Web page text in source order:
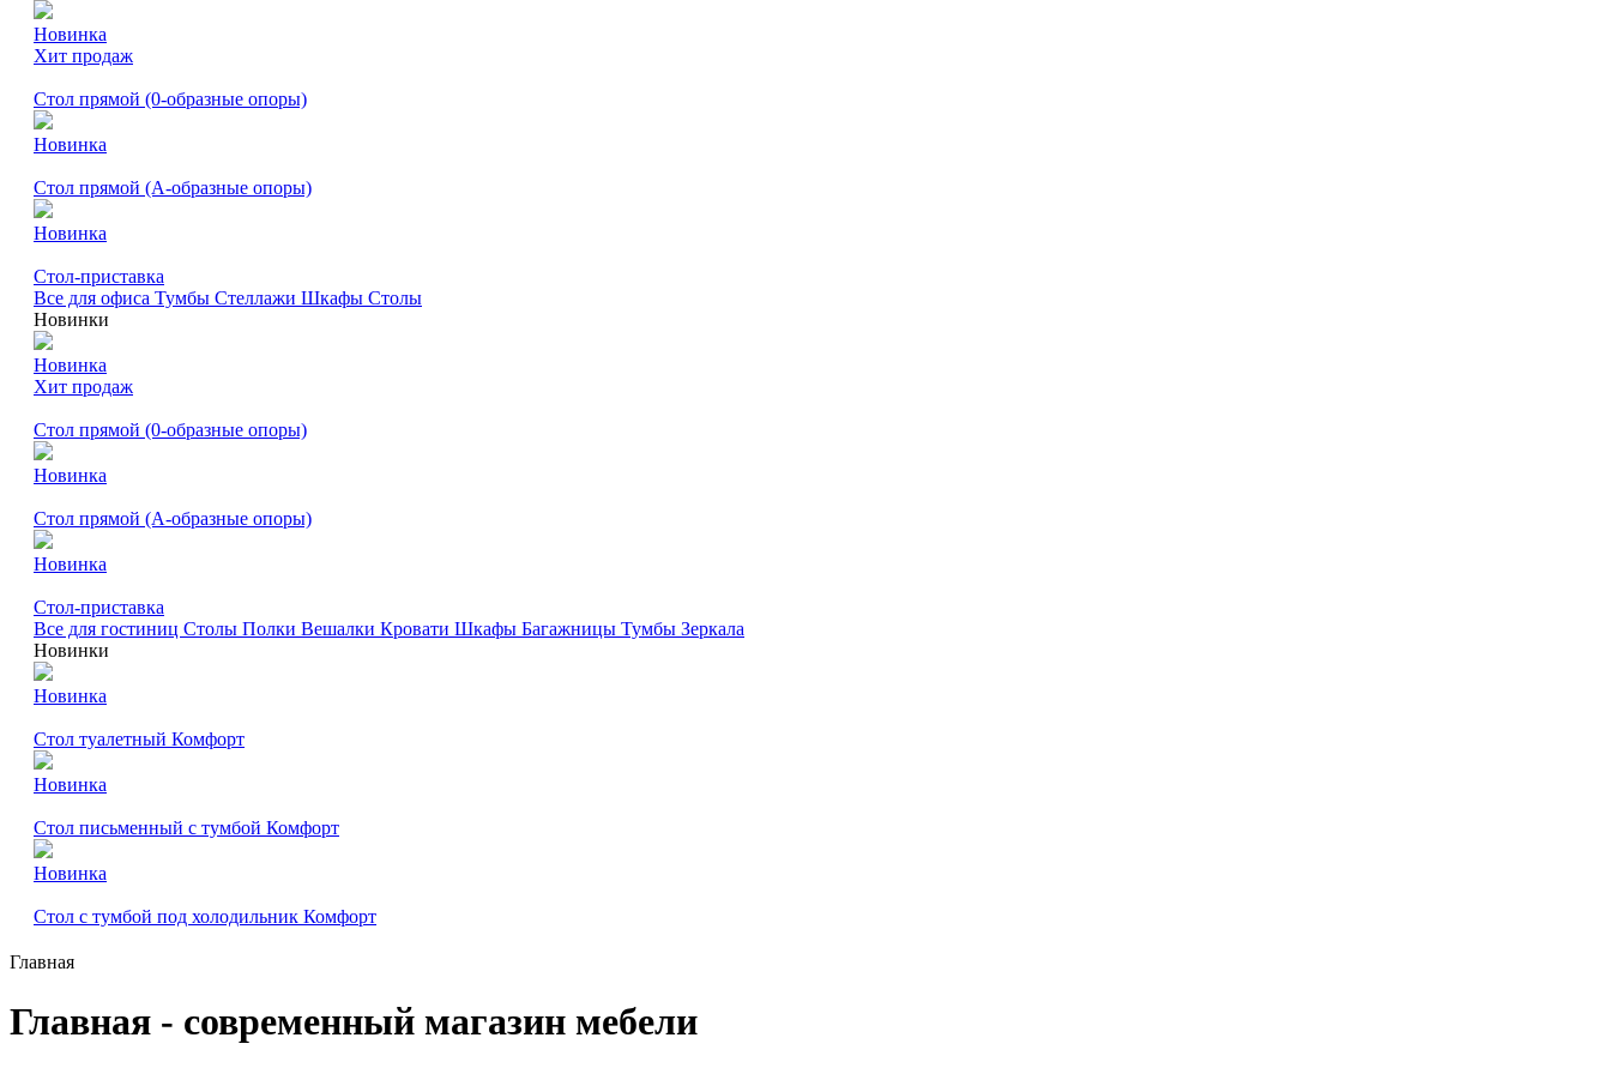
Новинка
Хит продаж
Стол прямой (0-образные опоры)
Новинка
Стол прямой (А-образные опоры)
Новинка
Стол-приставка
Все для офиса Тумбы Стеллажи Шкафы Столы
Новинки
Новинка
Хит продаж
Стол прямой (0-образные опоры)
Новинка
Стол прямой (А-образные опоры)
Новинка
Стол-приставка
Все для гостиниц Столы Полки Вешалки Кровати Шкафы Багажницы Тумбы Зеркала
Новинки
Новинка
Стол туалетный Комфорт
Новинка
Стол письменный с тумбой Комфорт
Новинка
Стол с тумбой под холодильник Комфорт
Главная
Главная - современный магазин мебели